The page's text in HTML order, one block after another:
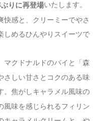
りに再登場いたします。
快感と、クリーミーでやさ
しめるひんやりスイーツで
マクドナルドのパイと「森
さしい甘さとコクのある味
。焦がしキャラメル風味の
風味を感じられるフィリン